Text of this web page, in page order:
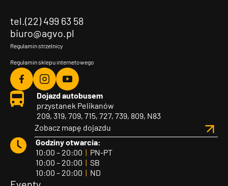
tel.(22) 499 63 58
biuro@agvo.pl
Regulamin strzelnicy
Regulamin sklepu internetowego
Agvo
Facebook
Agvo
Instagram
Agvo
YouTube
Dojazd autobusem
przystanek Pelikanów
209, 319, 709, 715, 727, 739, 809, N83
Zobacz mapę dojazdu
Godziny otwarcia:
10:00 – 20:00 | PN-PT
10:00 – 20:00 | SB
10:00 – 20:00 | ND